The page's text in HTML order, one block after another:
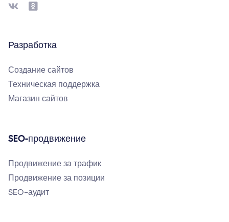
Разработка
Создание сайтов
Техническая поддержка
Магазин сайтов
SEO-продвижение
Продвижение за трафик
Продвижение за позиции
SEO-аудит